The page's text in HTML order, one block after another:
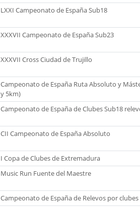
LXXI Campeonato de España Sub18
XXXVII Campeonato de España Sub23
XXXVII Cross Ciudad de Trujillo
Campeonato de España Ruta Absoluto y
y 5km)
Campeonato de España de Clubes Sub18
CII Campeonato de España Absoluto
I Copa de Clubes de Extremadura
Music Run Fuente del Maestre
Campeonato de España de Relevos por clubes